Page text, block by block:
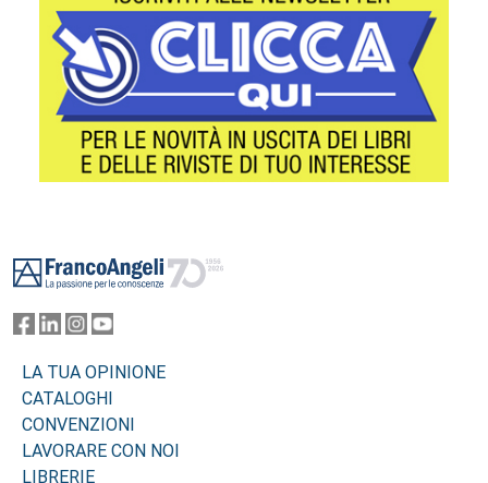
LA TUA OPINIONE
CATALOGHI
CONVENZIONI
LAVORARE CON NOI
LIBRERIE